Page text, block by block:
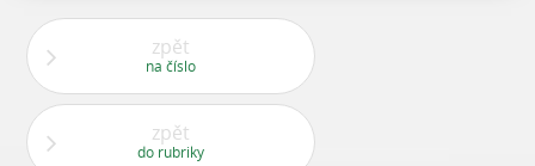
zpět
na číslo
zpět
do rubriky